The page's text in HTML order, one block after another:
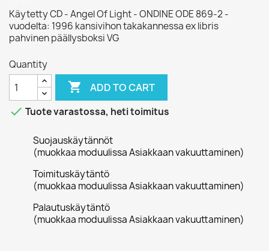
Käytetty CD - Angel Of Light - ONDINE ODE 869-2 -
vuodelta: 1996 kansivihon takakannessa ex libris
pahvinen päällysboksi VG
Quantity
 ADD TO CART
 Tuote varastossa, heti toimitus
Suojauskäytännöt
(muokkaa moduulissa Asiakkaan vakuuttaminen)
Toimituskäytäntö
(muokkaa moduulissa Asiakkaan vakuuttaminen)
Palautuskäytäntö
(muokkaa moduulissa Asiakkaan vakuuttaminen)